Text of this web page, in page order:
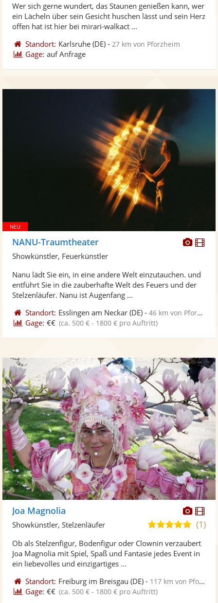
Wer sich gerne wundert, das Staunen genießen kann, wer
ein Lächeln über sein Gesicht huschen lässt und sein Herz
offen hat ist hier bei mirari-walkact ...
Standort: Karlsruhe (DE) - 27 km von Pforzheim
Gage: auf Anfrage
Fotos
NANU-Traumtheater
Showkünstler, Feuerkünstler
Nanu lädt Sie ein, in eine andere Welt einzutauchen. und
entführt Sie in die zauberhafte Welt des Feuers und der
Stelzenläufer. Nanu ist Augenfang ...
Standort: Esslingen am Neckar (DE) -46 km von Pforzheim
Gage: €€ (ca. 500 € - 1800 € pro Auftritt)
Fotos
Joa Magnolia
5,0
5
(1)
Showkünstler, Stelzenläufer
Ob als Stelzenfigur, Bodenfigur oder Clownin verzaubert
Joa Magnolia mit Spiel, Spaß und Fantasie jedes Event in
ein liebevolles und einzigartiges ...
Standort: Freiburg im Breisgau (DE) - 117 km von Pforzheim
Gage: €€ (ca. 500 € - 1800 € pro Auftritt)